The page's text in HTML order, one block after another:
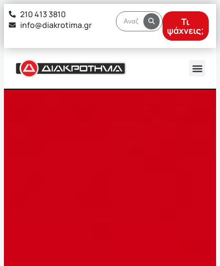
στο
περιεχόμενο
210 413 3810
info@diakrotima.gr
Τι
ψάχνεις;